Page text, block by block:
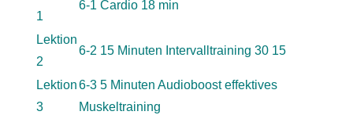
1
6-1 Cardio 18 min
Lektion
2
6-2 15 Minuten Intervalltraining 30 15
Lektion
3
6-3 5 Minuten Audioboost effektives
Muskeltraining